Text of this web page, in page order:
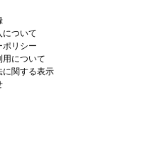
ついて
ポリシー
について
関する表示